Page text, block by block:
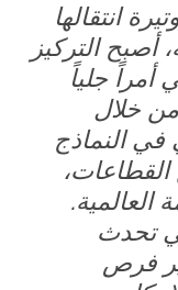
انتقالها
أصبح التركيز
أمراً جلياً
خلال
في النماذج
القطاعات،
العالمية.
تحدث
فرص